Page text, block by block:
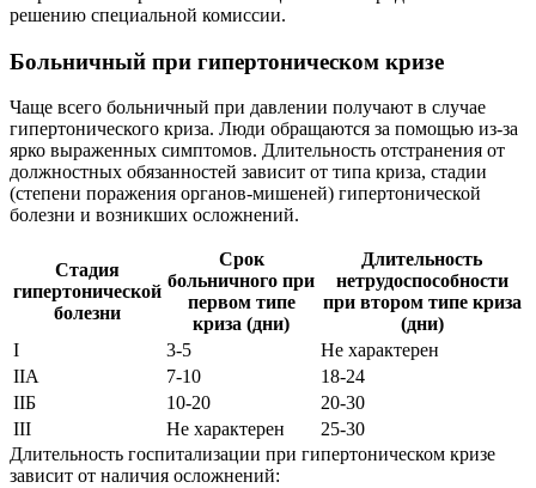
решению специальной комиссии.
Больничный при гипертоническом кризе
Чаще всего больничный при давлении получают в случае
гипертонического криза. Люди обращаются за помощью из-за
ярко выраженных симптомов. Длительность отстранения от
должностных обязанностей зависит от типа криза, стадии
(степени поражения органов-мишеней) гипертонической
болезни и возникших осложнений.
Стадия
гипертонической
болезни
Срок
больничного при
первом типе
криза (дни)
Длительность
нетрудоспособности
при втором типе криза
(дни)
І
3-5
Не характерен
ІІА
7-10
18-24
ІІБ
10-20
20-30
ІІІ
Не характерен
25-30
Длительность госпитализации при гипертоническом кризе
зависит от наличия осложнений: